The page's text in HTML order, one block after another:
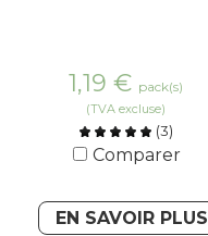
1,19 € pack(s)
(TVA excluse)
(3)
Comparer
EN SAVOIR PLUS